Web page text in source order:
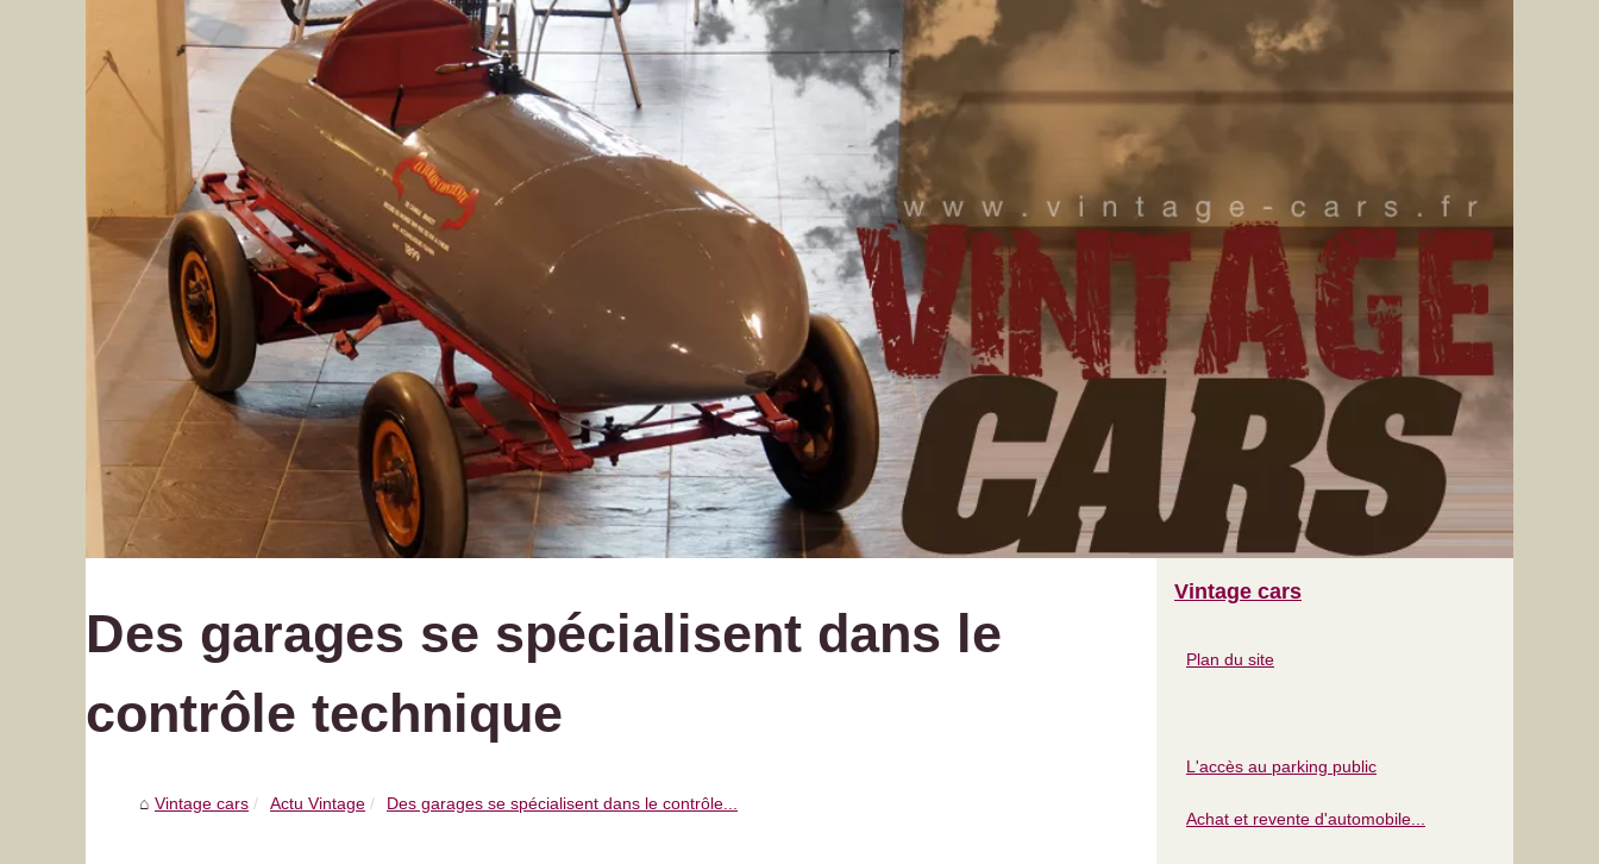
Des garages se spécialisent dans le
contrôle technique
Vintage cars Actu Vintage Des garages se spécialisent dans le contrôle...
Vintage cars
Plan du site
L'accès au parking public
Achat et revente d'automobile...